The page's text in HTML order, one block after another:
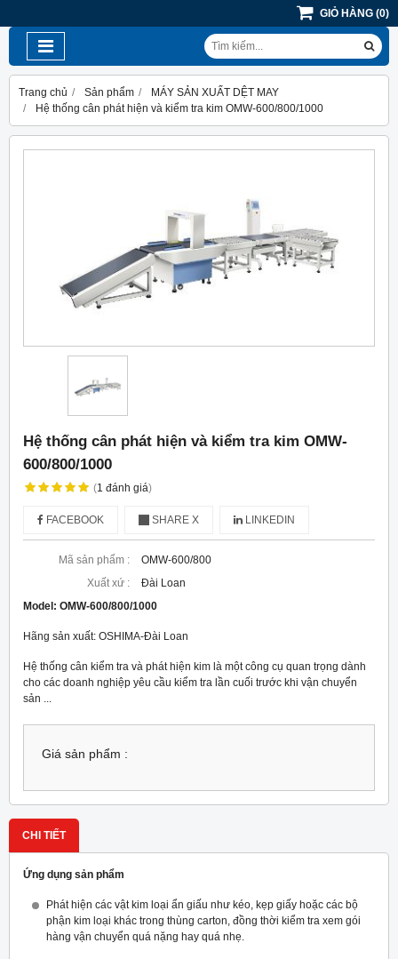
GIỎ HÀNG (0)
Trang chủ Sản phẩm
MÁY SẢN XUẤT DỆT MAY
Hệ thống cân phát hiện và kiểm tra kim OMW-600/800/1000
Hệ thống cân phát hiện và kiểm tra kim OMW-
600/800/1000
(1 đánh giá)
FACEBOOK SHARE X LINKEDIN
Mã sản phẩm :
OMW-600/800
Xuất xứ :
Đài Loan
Model: OMW-600/800/1000
Hãng sản xuất: OSHIMA-Đài Loan
Hệ thống cân kiểm tra và phát hiện kim là một công cụ quan trọng dành
cho các doanh nghiệp yêu cầu kiểm tra lần cuối trước khi vận chuyển
sản ...
Giá sản phẩm :
CHI TIẾT
Ứng dụng sản phẩm
Phát hiện các vật kim loại ẩn giấu như kéo, kẹp giấy hoặc các bộ
phận kim loại khác trong thùng carton, đồng thời kiểm tra xem gói
hàng vận chuyển quá nặng hay quá nhẹ.